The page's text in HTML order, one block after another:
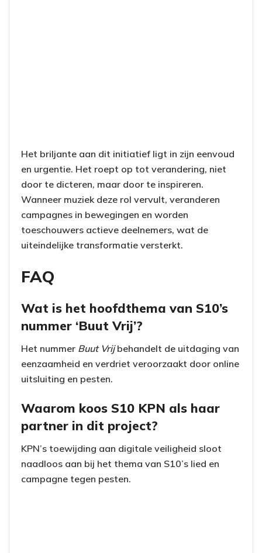
Het briljante aan dit initiatief ligt in zijn eenvoud
en urgentie. Het roept op tot verandering, niet
door te dicteren, maar door te inspireren.
Wanneer muziek deze rol vervult, veranderen
campagnes in bewegingen en worden
toeschouwers actieve deelnemers, wat de
uiteindelijke transformatie versterkt.
FAQ
Wat is het hoofdthema van S10’s
nummer ‘Buut Vrij’?
Het nummer Buut Vrijbehandelt de uitdaging van
eenzaamheid en verdriet veroorzaakt door online
uitsluiting en pesten.
Waarom koos S10 KPN als haar
partner in dit project?
KPN’s toewijding aan digitale veiligheid sloot
naadloos aan bij het thema van S10’s lied en
campagne tegen pesten.